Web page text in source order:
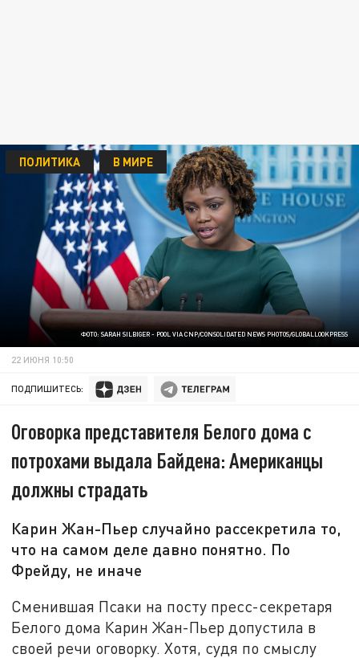
ФОТО: SARAH SILBIGER - POOL VIA CNP/CONSOLIDATED NEWS PHOTOS/GLOBALLOOKPRESS
ПОЛИТИКА В МИРЕ
22 ИЮНЯ 10:50
ПОДПИШИТЕСЬ:
Оговорка представителя Белого дома с
потрохами выдала Байдена: Американцы
должны страдать
Карин Жан-Пьер случайно рассекретила то,
что на самом деле давно понятно. По
Фрейду, не иначе
Сменившая Псаки на посту пресс-секретаря
Белого дома Карин Жан-Пьер допустила в
своей речи оговорку. Хотя, судя по смыслу